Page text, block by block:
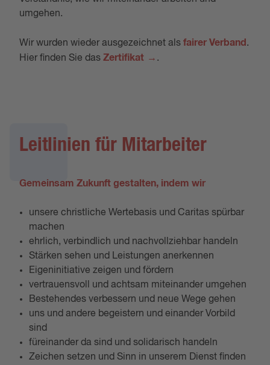
umgehen.
Wir wurden wieder ausgezeichnet als fairer Verband .
Hier finden Sie das Zertifikat .
Leitlinien für Mitarbeiter
Gemeinsam Zukunft gestalten, indem wir
unsere christliche Wertebasis und Caritas spürbar
machen
ehrlich, verbindlich und nachvollziehbar handeln
Stärken sehen und Leistungen anerkennen
Eigeninitiative zeigen und fördern
vertrauensvoll und achtsam miteinander umgehen
Bestehendes verbessern und neue Wege gehen
uns und andere begeistern und einander Vorbild
sind
füreinander da sind und solidarisch handeln
Zeichen setzen und Sinn in unserem Dienst finden